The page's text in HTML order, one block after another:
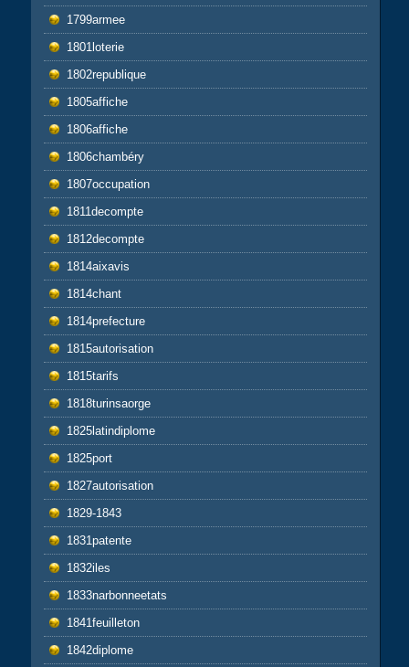
1799armee
1801loterie
1802republique
1805affiche
1806affiche
1806chambéry
1807occupation
1811decompte
1812decompte
1814aixavis
1814chant
1814prefecture
1815autorisation
1815tarifs
1818turinsaorge
1825latindiplome
1825port
1827autorisation
1829-1843
1831patente
1832iles
1833narbonneetats
1841feuilleton
1842diplome